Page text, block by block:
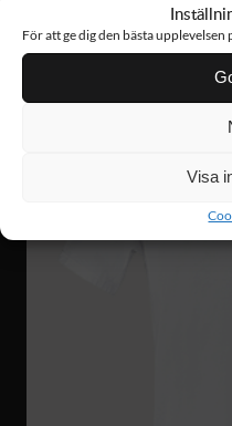
För att ge dig den bästa upplevelsen
Visa